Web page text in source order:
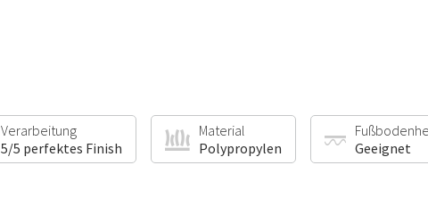
Verarbeitung
5/5 perfektes Finish
Material
Polypropylen
Geeignet